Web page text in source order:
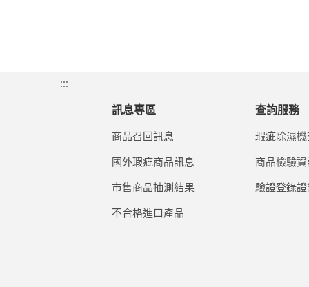
:::
訊息專區
商品召回訊息
國外瑕疵商品訊息
市售商品抽測結果
不合格進口產品
查詢服務
瑕疵除濕機
商品檢驗
驗證登錄